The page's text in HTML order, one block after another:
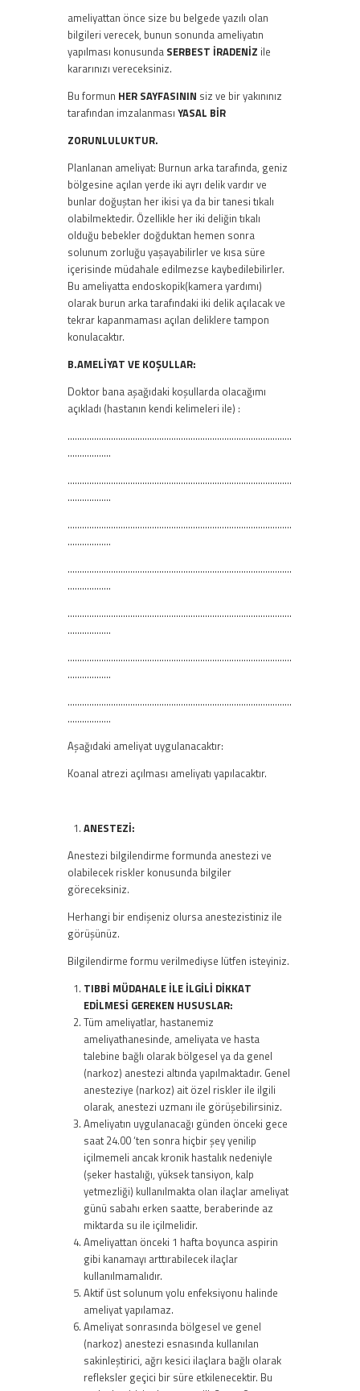
ameliyattan önce size bu belgede yazılı olan
bilgileri verecek, bunun sonunda ameliyatın
yapılması konusunda SERBEST İRADENİZ ile
kararınızı vereceksiniz.
Bu formun HER SAYFASININ siz ve bir yakınınız
tarafından imzalanması YASAL BİR
ZORUNLULUKTUR.
Planlanan ameliyat: Burnun arka tarafında, geniz
bölgesine açılan yerde iki ayrı delik vardır ve
bunlar doğuştan her ikisi ya da bir tanesi tıkalı
olabilmektedir. Özellikle her iki deliğin tıkalı
olduğu bebekler doğduktan hemen sonra
solunum zorluğu yaşayabilirler ve kısa süre
içerisinde müdahale edilmezse kaybedilebilirler.
Bu ameliyatta endoskopik(kamera yardımı)
olarak burun arka tarafındaki iki delik açılacak ve
tekrar kapanmaması açılan deliklere tampon
konulacaktır.
B.AMELİYAT VE KOŞULLAR:
Doktor bana aşağıdaki koşullarda olacağımı
açıkladı (hastanın kendi kelimeleri ile) :
…………………………………………………………………………………
………………
…………………………………………………………………………………
………………
…………………………………………………………………………………
………………
…………………………………………………………………………………
………………
…………………………………………………………………………………
………………
…………………………………………………………………………………
………………
…………………………………………………………………………………
………………
Aşağıdaki ameliyat uygulanacaktır:
Koanal atrezi açılması ameliyatı yapılacaktır.
ANESTEZİ:
Anestezi bilgilendirme formunda anestezi ve
olabilecek riskler konusunda bilgiler
göreceksiniz.
Herhangi bir endişeniz olursa anestezistiniz ile
görüşünüz.
Bilgilendirme formu verilmediyse lütfen isteyiniz.
TIBBİ MÜDAHALE İLE İLGİLİ DİKKAT
EDİLMESİ GEREKEN HUSUSLAR:
Tüm ameliyatlar, hastanemiz
ameliyathanesinde, ameliyata ve hasta
talebine bağlı olarak bölgesel ya da genel
(narkoz) anestezi altında yapılmaktadır. Genel
anesteziye (narkoz) ait özel riskler ile ilgili
olarak, anestezi uzmanı ile görüşebilirsiniz.
Ameliyatın uygulanacağı günden önceki gece
saat 24.00 ‘ten sonra hiçbir şey yenilip
içilmemeli ancak kronik hastalık nedeniyle
(şeker hastalığı, yüksek tansiyon, kalp
yetmezliği) kullanılmakta olan ilaçlar ameliyat
günü sabahı erken saatte, beraberinde az
miktarda su ile içilmelidir.
Ameliyattan önceki 1 hafta boyunca aspirin
gibi kanamayı arttırabilecek ilaçlar
kullanılmamalıdır.
Aktif üst solunum yolu enfeksiyonu halinde
ameliyat yapılamaz.
Ameliyat sonrasında bölgesel ve genel
(narkoz) anestezi esnasında kullanılan
sakinleştirici, ağrı kesici ilaçlara bağlı olarak
refleksler geçici bir süre etkilenecektir. Bu